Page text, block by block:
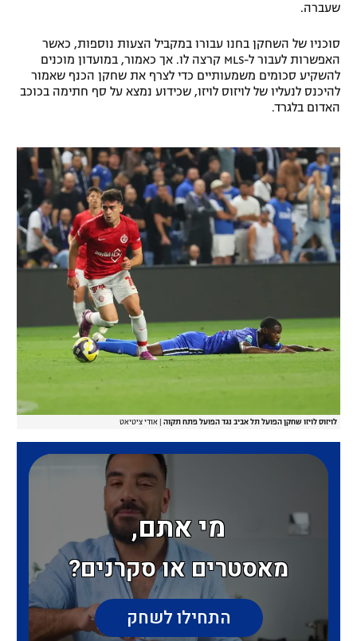
שעברה.
סוכניו של השחקן בחנו עבורו במקביל הצעות נוספות, כאשר
האפשרות לעבור ל-MLS קרצה לו. אך כאמור, במועדון מוכנים
להשקיע סכומים משמעותיים כדי לצרף את שחקן הכנף שאמור
להיכנס לנעליו של לויזוס לויזו, שכידוע נמצא על סף חתימה בכוכב
האדום בלגרד.
לויזוס לויזו שחקן הפועל תל אביב נגד הפועל פתח תקוה אודי ציטיאט